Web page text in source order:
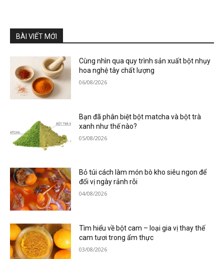
BÀI VIẾT MỚI
Cùng nhìn qua quy trình sản xuất bột nhụy
hoa nghệ tây chất lượng
06/08/2026
Bạn đã phân biệt bột matcha và bột trà
xanh như thế nào?
05/08/2026
Bỏ túi cách làm món bò kho siêu ngon để
đổi vị ngày rảnh rỗi
04/08/2026
Tìm hiểu về bột cam – loại gia vị thay thế
cam tươi trong ẩm thực
03/08/2026